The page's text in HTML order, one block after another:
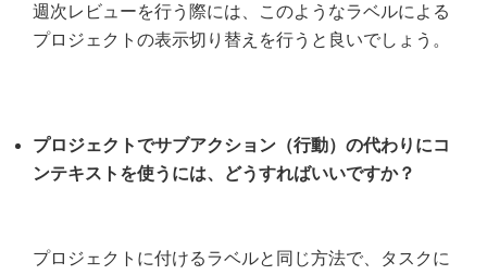
週次レビューを行う際には、このようなラベルによる
プロジェクトの表示切り替えを行うと良いでしょう。
プロジェクトでサブアクション（行動）の代わりにコ
ンテキストを使うには、どうすればいいですか？
プロジェクトに付けるラベルと同じ方法で、タスクに